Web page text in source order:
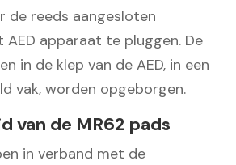
de reeds aangesloten
apparaat te pluggen. De
in de klep van de AED, in een
vak, worden opgeborgen.
van de MR62 pads
in verband met de